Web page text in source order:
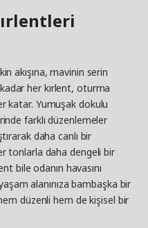
akışına, mavinin serin
her kırlent, oturma
katar. Yumuşak dokulu
farklı düzenlemeler
daha canlı bir
tonlarla daha dengeli bir
bile odanın havasını
alanınıza bambaşka bir
düzenli hem de kişisel bir